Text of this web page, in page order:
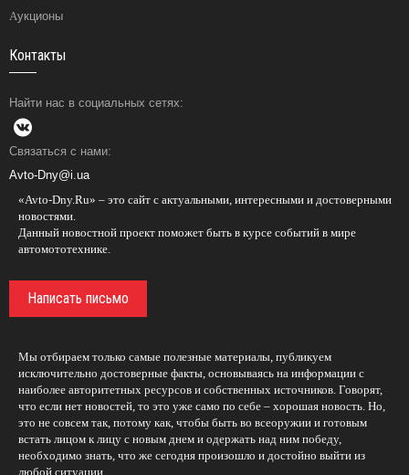
Аукционы
Контакты
Найти нас в социальных сетях:
Связаться с нами:
Avto-Dny@i.ua
«Avto-Dny.Ru» – это сайт с актуальными, интересными и достоверными
новостями.
Данный новостной проект поможет быть в курсе событий в мире
автомототехнике.
Написать письмо
Мы отбираем только самые полезные материалы, публикуем
исключительно достоверные факты, основываясь на информации с
наиболее авторитетных ресурсов и собственных источников. Говорят,
что если нет новостей, то это уже само по себе – хорошая новость. Но,
это не совсем так, потому как, чтобы быть во всеоружии и готовым
встать лицом к лицу с новым днем и одержать над ним победу,
необходимо знать, что же сегодня произошло и достойно выйти из
любой ситуации.